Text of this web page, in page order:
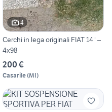
4
Cerchi in lega originali FIAT 14" –
4x98
200 €
Casarile(MI)